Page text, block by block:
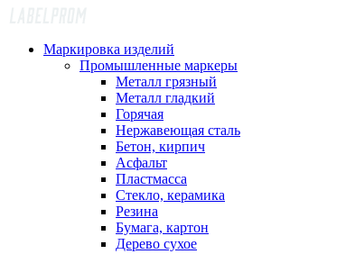
Маркировка изделий
Промышленные маркеры
Металл грязный
Металл гладкий
Горячая
Нержавеющая сталь
Бетон, кирпич
Асфальт
Пластмасса
Стекло, керамика
Резина
Бумага, картон
Дерево сухое